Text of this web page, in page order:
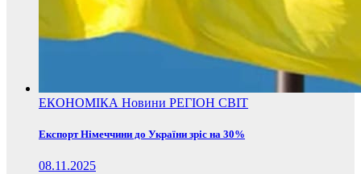
ЕКОНОМІКА Новини РЕГІОН СВІТ
Експорт Німеччини до України зріс на 30%
08.11.2025